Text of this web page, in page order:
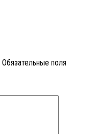
Обязательные поля